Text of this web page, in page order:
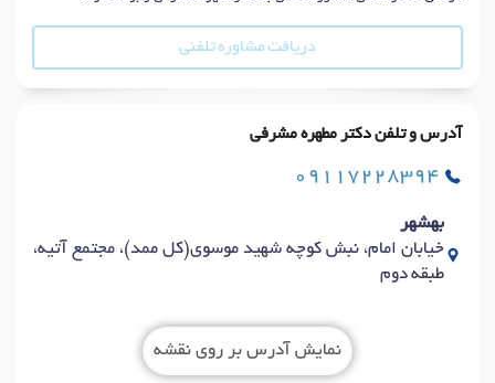
دریافت مشاوره تلفنی
آدرس و تلفن دکتر مطهره مشرفی
09117228394
بهشهر
خیابان امام، نبش کوچه شهید موسوی(کل ممد)، مجتمع آتیه،
طبقه دوم
نمایش آدرس بر روی نقشه